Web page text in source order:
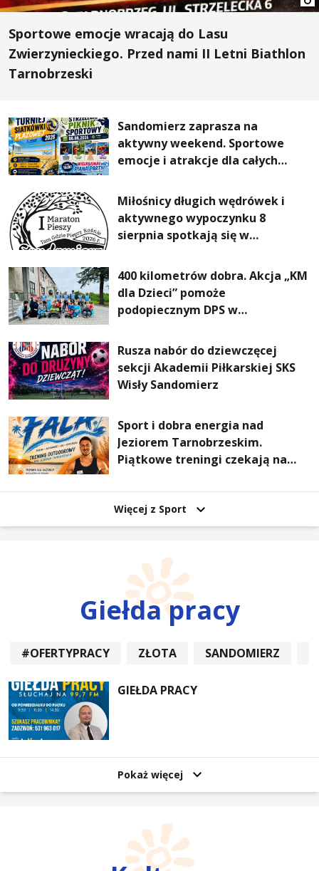
Sportowe emocje wracają do Lasu
Zwierzynieckiego. Przed nami II Letni Biathlon
Tarnobrzeski
Sandomierz zaprasza na
aktywny weekend. Sportowe
emocje i atrakcje dla całych
Miłośnicy długich wędrówek i
aktywnego wypoczynku 8
sierpnia spotkają się w
Pieszym „Tam Gdzie Pieprz
Rośnie”
400 kilometrów dobra. Akcja „KM
dla Dzieci” pomoże
podopiecznym DPS w
Rusza nabór do dziewczęcej
sekcji Akademii Piłkarskiej SKS
Wisły Sandomierz
Sport i dobra energia nad
Jeziorem Tarnobrzeskim.
Piątkowe treningi czekają na
Więcej z Sport
Giełda pracy
#OFERTYPRACY ZŁOTA SANDOMIERZ
GIEŁDA PRACY
Pokaż więcej